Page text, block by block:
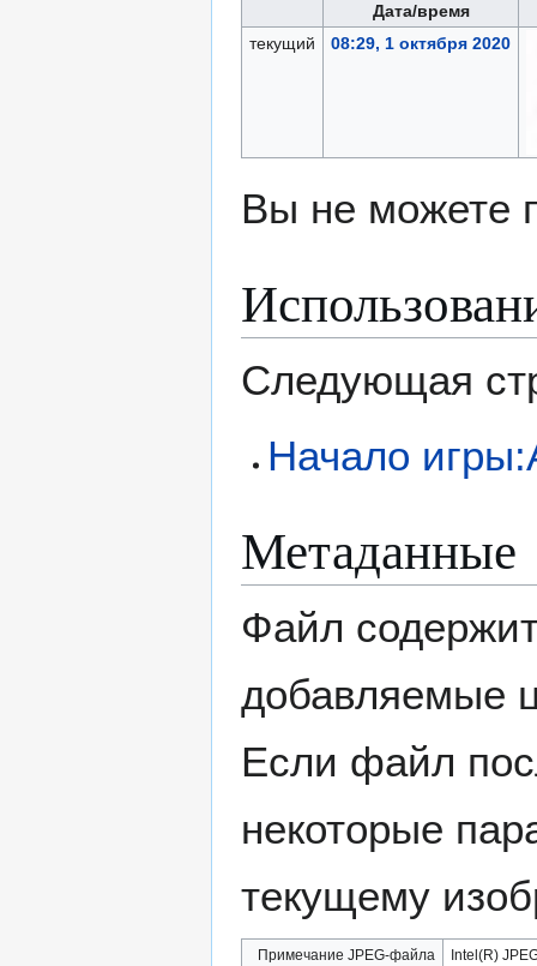
Дата/время
текущий
08:29, 1 октября 2020
Вы не можете
Следующая
Начало
Метаданные
Файл
добавляемые
Если файл
некоторые
текущему
Примечание JPEG-файла Intel(R)